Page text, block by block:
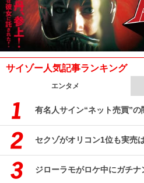
サイゾー人気記事ランキング
エンタメ
有名人サイン“ネット売買”の
セクゾがオリコン1位も実
ジローラモがロケ中にガチナ